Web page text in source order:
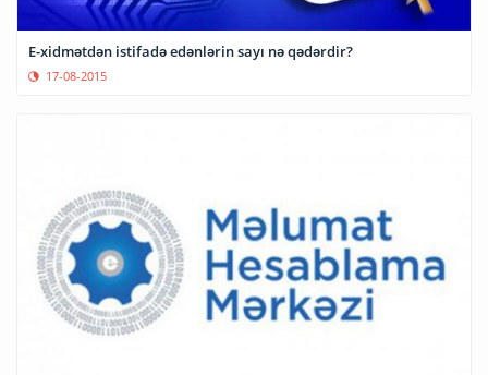
E-xidmətdən istifadə edənlərin sayı nə qədərdir?
17-08-2015